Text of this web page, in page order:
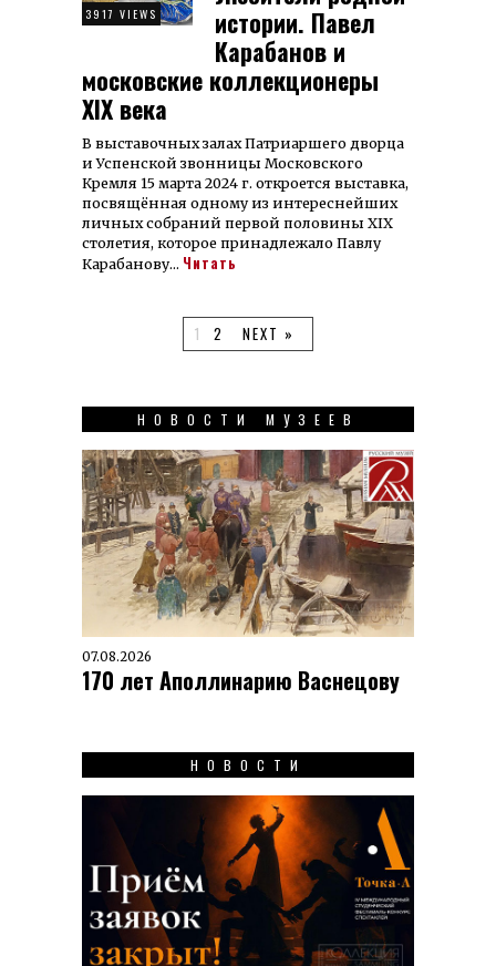
3917 VIEWS
истории. Павел
Карабанов и
московские коллекционеры
XIX века
В выставочных залах Патриаршего дворца
и Успенской звонницы Московского
Кремля 15 марта 2024 г. от­кроет­ся выс­тав­ка,
по­свя­щён­ная од­но­му из ин­те­рес­ней­ших
лич­ных со­бра­ний пер­вой по­ло­ви­ны XIX
сто­ле­тия, ко­то­рое при­над­ле­жа­ло Павлу
Карабанову… Читать
1 2 NEXT »
НОВОСТИ МУЗЕЕВ
07.08.2026
170 лет Аполлинарию Васнецову
НОВОСТИ